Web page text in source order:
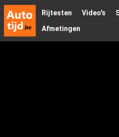
Rijtesten Video's
Afmetingen